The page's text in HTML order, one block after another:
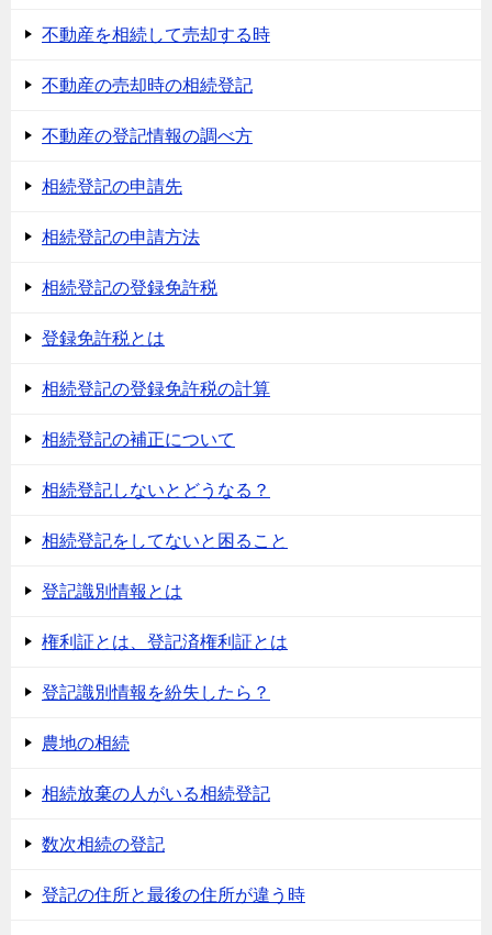
不動産を相続して売却する時
不動産の売却時の相続登記
不動産の登記情報の調べ方
相続登記の申請先
相続登記の申請方法
相続登記の登録免許税
登録免許税とは
相続登記の登録免許税の計算
相続登記の補正について
相続登記しないとどうなる？
相続登記をしてないと困ること
登記識別情報とは
権利証とは、登記済権利証とは
登記識別情報を紛失したら？
農地の相続
相続放棄の人がいる相続登記
数次相続の登記
登記の住所と最後の住所が違う時